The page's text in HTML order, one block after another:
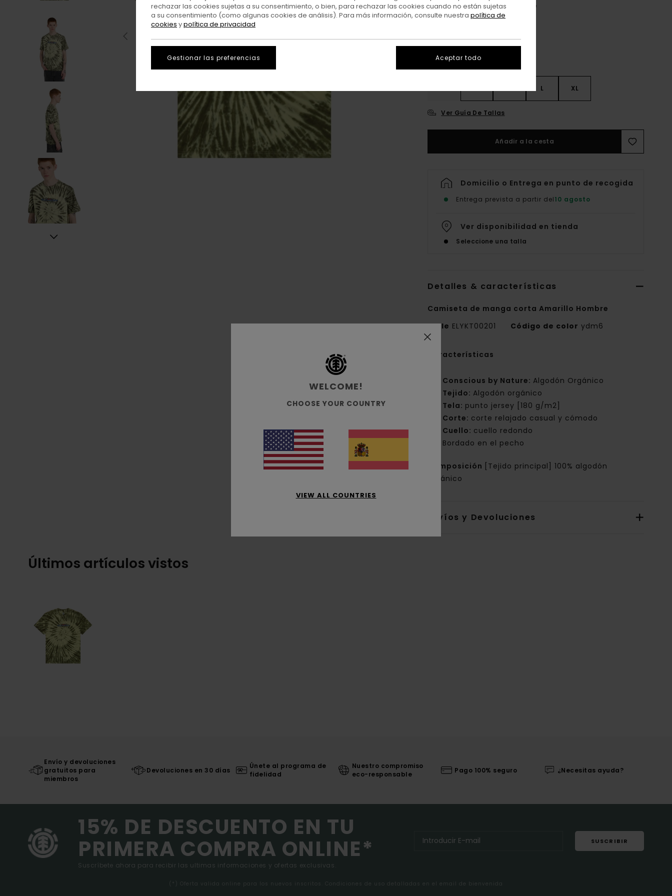
ColorWax Yellow Swirl Tiedye
L XL
Ver Guía De Tallas
Añadir a la cesta
Domicilio o Entrega en punto de recogida
Entrega prevista a partir del10 agosto
Ver disponibilidad en tienda
Seleccione una talla
Detalles & características
Camiseta de manga corta Amarillo Hombre
Style ELYKT00201 Código de color ydm6
Características
Conscious by Nature: Algodón Orgánico
Tejido: Algodón orgánico
Tela: punto jersey [180 g/m2]
Corte: corte relajado casual y cómodo
Cuello: cuello redondo
Bordado en el pecho
Composición
[Tejido principal] 100% algodón
orgánico
Envíos y Devoluciones
Últimos artículos vistos
Envío y devoluciones
gratuitos para
miembros
Devoluciones en 30 días
Únete al programa de
fidelidad
Nuestro compromiso
eco-responsable
Pago 100% seguro ¿Necesitas ayuda?
15% DE DESCUENTO EN TU
PRIMERA COMPRA ONLINE*
Suscríbete ahora para recibir las ultimas informaciones y ofertas exclusivas.
SUSCRIBIR
(*) Oferta valida online para los nuevos inscritos. Condiciones de uso detalladas en el email de bienvenida
WELCOME!
CHOOSE YOUR COUNTRY
VIEW ALL COUNTRIES
rechazar las cookies sujetas a su consentimiento, o bien, para rechazar las cookies cuando no están sujetas
a su consentimiento (como algunas cookies de análisis). Para más información, consulte nuestra política de
cookies ypolítica de privacidad
Gestionar las preferencias Aceptar todo